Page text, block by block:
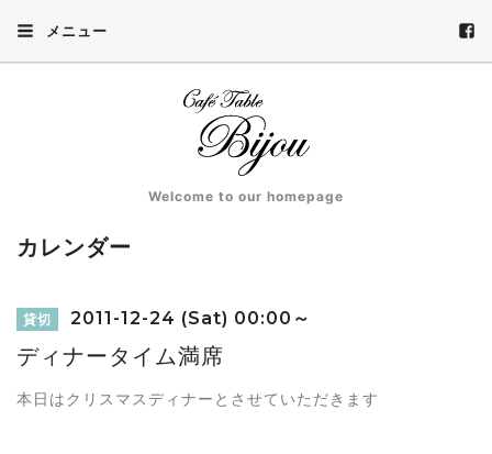
メニュー
Welcome to our homepage
カレンダー
貸切 2011-12-24 (Sat) 00:00～
ディナータイム満席
本日はクリスマスディナーとさせていただきます